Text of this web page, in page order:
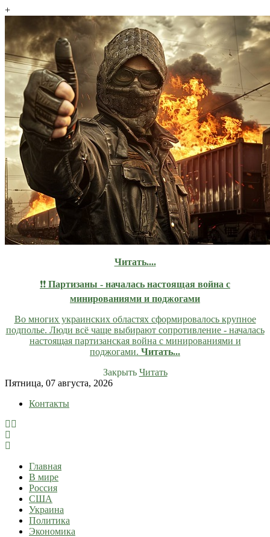
+
Читать....
❗❗ Партизаны - началась настоящая война с
минированиями и поджогами
Во многих украинских областях сформировалось крупное
подполье. Люди всё чаще выбирают сопротивление - началась
настоящая партизанская война с минированиями и
поджогами. Читать...
Закрыть Читать
Skip
content
Пятница, 07 августа, 2026
Контакты
lentaruss
lentaruss — Новости
Главная
В мире
Россия
США
Украина
Политика
Экономика